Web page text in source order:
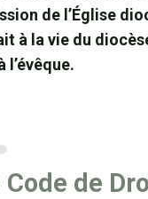
de l’Église
à la vie du
l’évêque.
de